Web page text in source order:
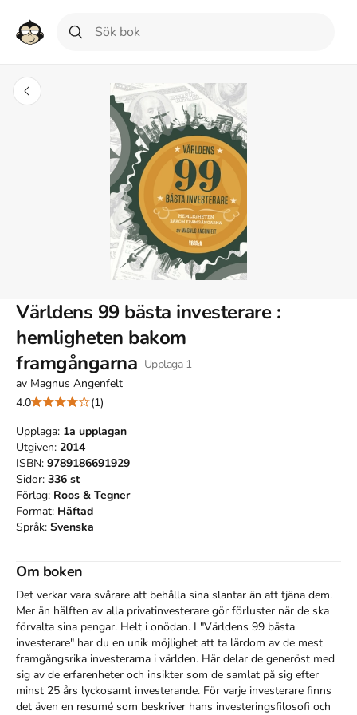
Världens 99 bästa investerare :
hemligheten bakom
framgångarna Upplaga 1
av Magnus Angenfelt
4.0
(1)
Upplaga: 1a upplagan
Utgiven: 2014
ISBN: 9789186691929
Sidor: 336 st
Förlag: Roos & Tegner
Format: Häftad
Språk: Svenska
Om boken
Det verkar vara svårare att behålla sina slantar än att tjäna dem.
Mer än hälften av alla privatinvesterare gör förluster när de ska
förvalta sina pengar. Helt i onödan. I "Världens 99 bästa
investerare" har du en unik möjlighet att ta lärdom av de mest
framgångsrika investerarna i världen. Här delar de generöst med
sig av de erfarenheter och insikter som de samlat på sig efter
minst 25 års lyckosamt investerande. För varje investerare finns
det även en resumé som beskriver hans investeringsfilosofi och